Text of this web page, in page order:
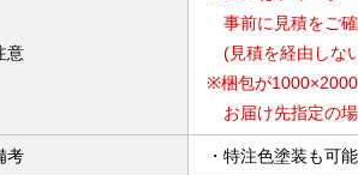
意
事前に見積をご
(見積を経由しな
※梱包が
お届け先指定の
考 ・特注色塗装も可